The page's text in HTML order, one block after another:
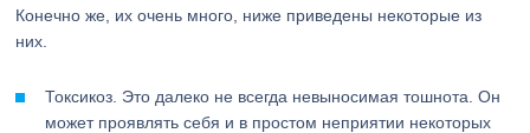
Конечно же, их очень много, ниже приведены некоторые из
них.
Токсикоз. Это далеко не всегда невыносимая тошнота. Он
может проявлять себя и в простом неприятии некоторых